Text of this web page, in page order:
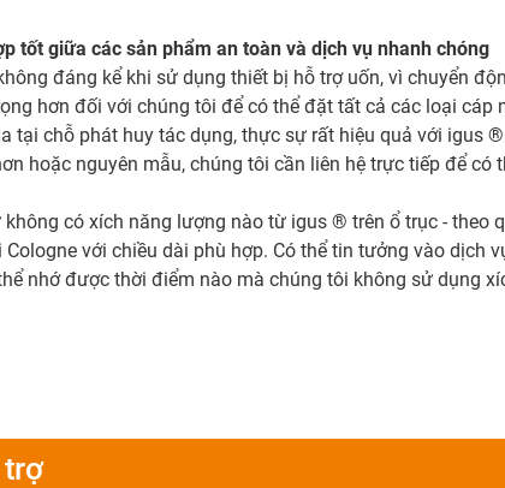
tốt giữa các sản phẩm an toàn và dịch vụ nhanh chóng
đáng kể khi sử dụng thiết bị hỗ trợ uốn, vì chuyển
hơn đối với chúng tôi để có thể đặt tất cả các loại
tại chỗ phát huy tác dụng, thực sự rất hiệu quả với
hoặc nguyên mẫu, chúng tôi cần liên hệ trực tiếp để
không có xích năng lượng nào từ igus ® trên ổ trục -
với chiều dài phù hợp. Có thể tin tưởng vào dịch
nhớ được thời điểm nào mà chúng tôi không sử dụng
trợ